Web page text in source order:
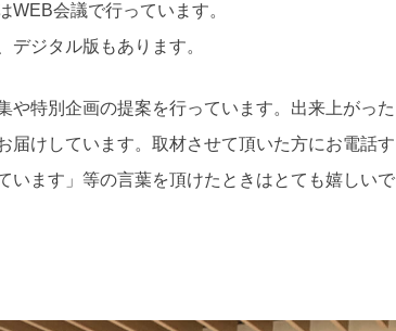
WEB会議で行っています。
デジタル版もあります。
や特別企画の提案を行っています。出来上がった
届けしています。取材させて頂いた方にお電話す
います」等の言葉を頂けたときはとても嬉しいで